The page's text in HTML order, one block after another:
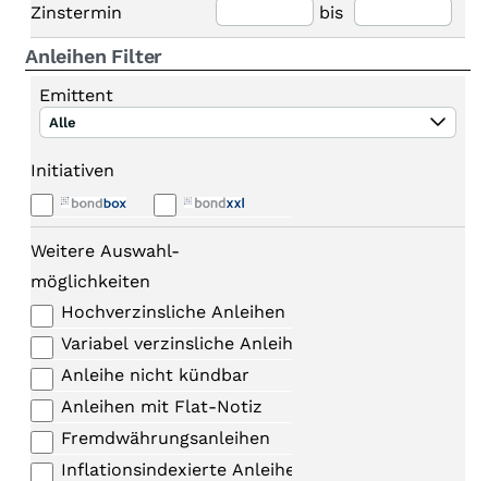
Zinstermin bis
Anleihen Filter
Emittent
Alle
Initiativen
Weitere Auswahl-
möglichkeiten
Hochverzinsliche Anleihen
Variabel verzinsliche Anleihen
Anleihe nicht kündbar
Anleihen mit Flat-Notiz
Fremdwährungsanleihen
Inflationsindexierte Anleihen